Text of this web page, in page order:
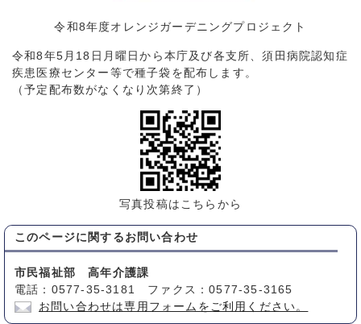
令和8年度オレンジガーデニングプロジェクト
令和8年5月18日月曜日から本庁及び各支所、須田病院認知症
疾患医療センター等で種子袋を配布します。
（予定配布数がなくなり次第終了）
写真投稿はこちらから
このページに関する お問い合わせ
市民福祉部 高年介護課
電話：0577-35-3181 ファクス：0577-35-3165
お問い合わせは専用フォームをご利用ください。